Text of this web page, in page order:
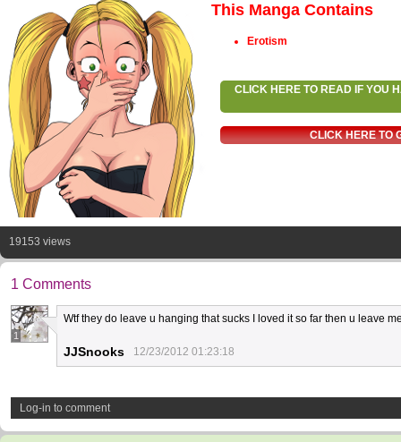
This Manga Contains
Erotism
CLICK HERE TO READ IF YOU
CLICK HERE TO
19153 views
1 Comments
1
Wtf they do leave u hanging that sucks I loved it so far then u leave
JJSnooks 12/23/2012 01:23:18
Log-in to comment